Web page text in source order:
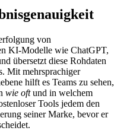
von
KI-Modelle wie ChatGPT,
übersetzt diese Rohdaten
Mit mehrsprachiger
hilft es Teams zu sehen,
wie oftund in welchem
Tools jedem den
seiner Marke, bevor er